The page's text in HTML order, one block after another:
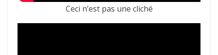
Ceci n’est pas une cliché